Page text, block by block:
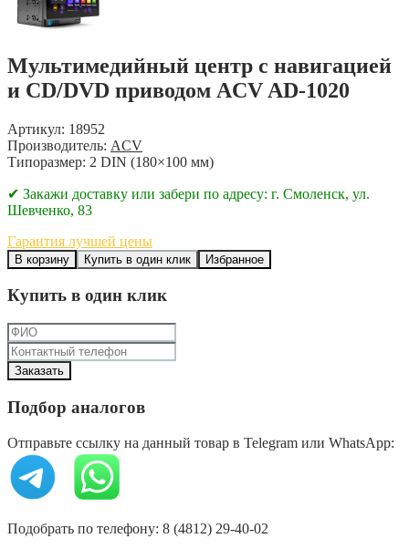
Мультимедийный центр с навигацией
и CD/DVD приводом ACV AD-1020
Артикул: 18952
Производитель: ACV
Типоразмер: 2 DIN (180×100 мм)
✔ Закажи доставку или забери по адресу: г. Смоленск, ул.
Шевченко, 83
Гарантия лучшей цены
В корзину Купить в один клик Избранное
Купить в один клик
Подбор аналогов
Отправьте ссылку на данный товар в Telegram или WhatsApp:
Подобрать по телефону: 8 (4812) 29-40-02